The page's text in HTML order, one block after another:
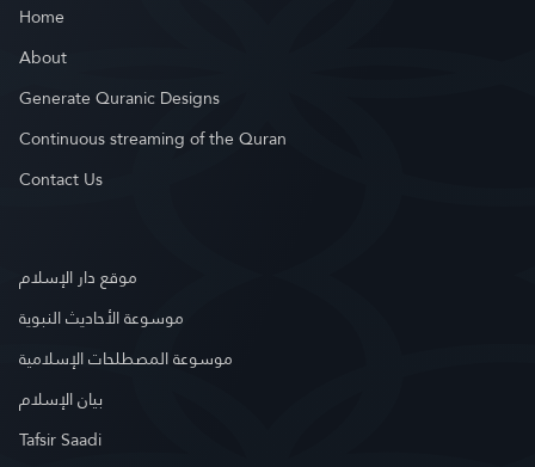
Home
About
Generate Quranic Designs
Continuous streaming of the Quran
Contact Us
موقع دار الإسلام
موسوعة الأحاديث النبوية
موسوعة المصطلحات الإسلامية
بيان الإسلام
Tafsir Saadi